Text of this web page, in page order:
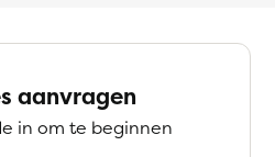
aanvragen
in om te beginnen